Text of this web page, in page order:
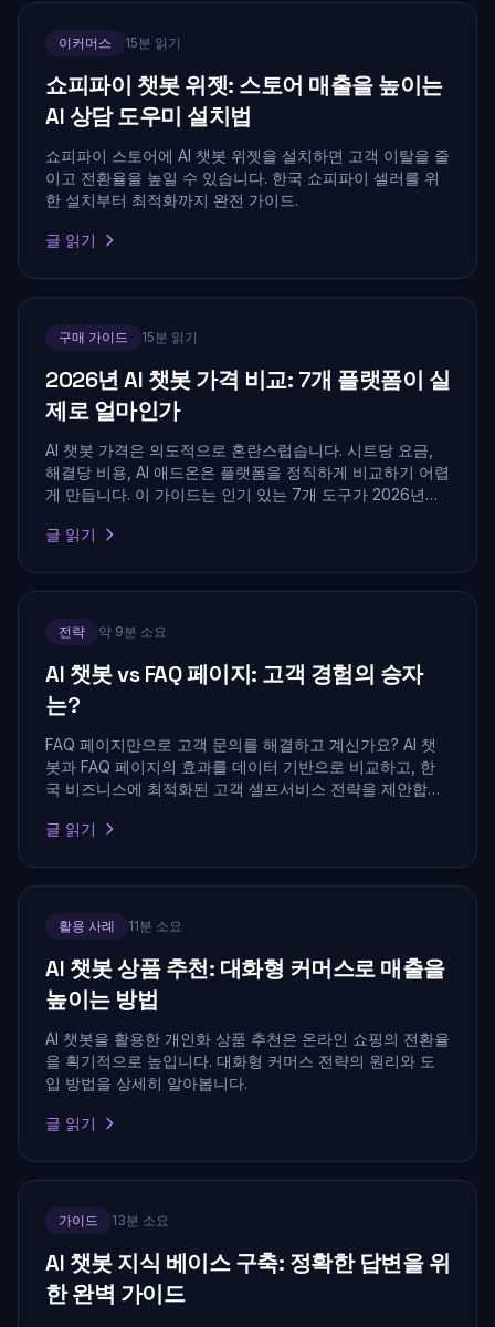
이커머스 15분 읽기
쇼피파이 챗봇 위젯: 스토어 매출을 높이는
AI 상담 도우미 설치법
쇼피파이 스토어에 AI 챗봇 위젯을 설치하면 고객 이탈을 줄
이고 전환율을 높일 수 있습니다. 한국 쇼피파이 셀러를 위
한 설치부터 최적화까지 완전 가이드.
글 읽기
구매 가이드 15분 읽기
2026년 AI 챗봇 가격 비교: 7개 플랫폼이 실
제로 얼마인가
AI 챗봇 가격은 의도적으로 혼란스럽습니다. 시트당 요금,
해결당 비용, AI 애드온은 플랫폼을 정직하게 비교하기 어렵
게 만듭니다. 이 가이드는 인기 있는 7개 도구가 2026년에
글 읽기
전략 약 9분 소요
AI 챗봇 vs FAQ 페이지: 고객 경험의 승자
는?
FAQ 페이지만으로 고객 문의를 해결하고 계신가요? AI 챗
봇과 FAQ 페이지의 효과를 데이터 기반으로 비교하고, 한
국 비즈니스에 최적화된 고객 셀프서비스 전략을 제안합니
글 읽기
활용 사례 11분 소요
AI 챗봇 상품 추천: 대화형 커머스로 매출을
높이는 방법
AI 챗봇을 활용한 개인화 상품 추천은 온라인 쇼핑의 전환율
을 획기적으로 높입니다. 대화형 커머스 전략의 원리와 도
입 방법을 상세히 알아봅니다.
글 읽기
가이드 13분 소요
AI 챗봇 지식 베이스 구축: 정확한 답변을 위
한 완벽 가이드